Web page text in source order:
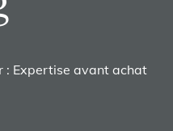
: Expertise avant achat